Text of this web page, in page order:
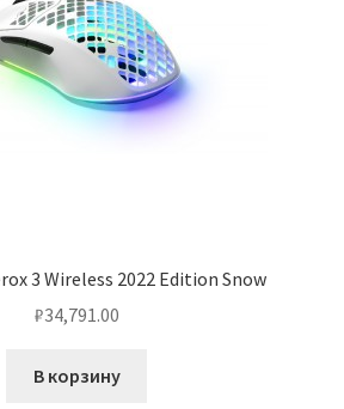
3 Wireless 2022 Edition Snow
₽34,791.00
В корзину